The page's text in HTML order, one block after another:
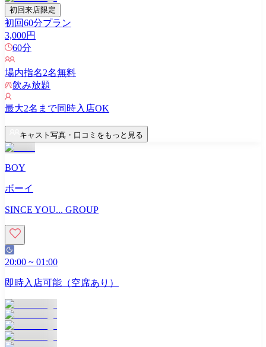
初回来店限定
初回60分プラン
3,000円
60分
場内指名2名無料
飲み放題
最大2名まで同時入店OK
キャスト写真・口コミをもっと見る
BOY
ボーイ
SINCE YOU... GROUP
20:00 ~ 01:00
即時入店可能（空席あり）